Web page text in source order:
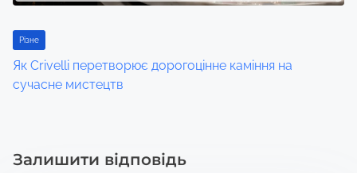
Різне
Як Crivelli перетворює дорогоцінне каміння на
сучасне мистецтв
Залишити відповідь